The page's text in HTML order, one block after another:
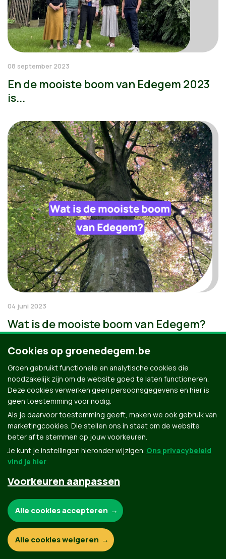
08 september 2023
En de mooiste boom van Edegem 2023
is...
04 juni 2023
Wat is de mooiste boom van Edegem?
Groen.be
© Copyright Groen 2026 | Gemaakt met NationBuilder
Contact Privacybeleid
Cookies op groenedegem.be
Groen gebruikt functionele en analytische cookies die
noodzakelijk zijn om de website goed te laten functioneren.
Deze cookies verwerken geen persoonsgegevens en hier is
geen toestemming voor nodig.
Als je daarvoor toestemming geeft, maken we ook gebruik van
marketingcookies. Die stellen ons in staat om de website
beter af te stemmen op jouw voorkeuren.
Je kunt je instellingen hieronder wijzigen. Ons privacybeleid
vind je hier.
Voorkeuren aanpassen
Functionele en analytische cookies:
Alle cookies accepteren
Alle cookies weigeren